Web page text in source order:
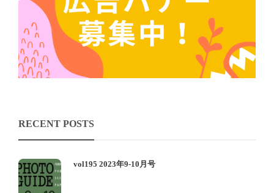
RECENT POSTS
vol195 2023年9-10月号